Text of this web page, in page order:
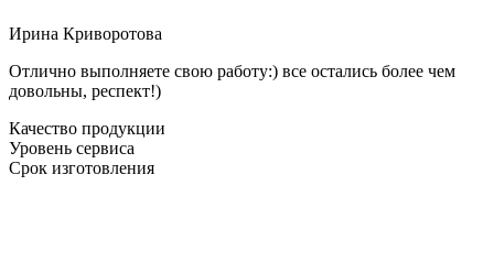
Ирина Криворотова
Отлично выполняете свою работу:) все остались более чем
довольны, респект!)
Качество продукции
Уровень сервиса
Срок изготовления